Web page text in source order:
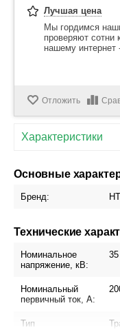
Лучшая цена
Мы гордимся
проверяют сотни
нашему интернет
Отложить
Характеристики
Основные
Бренд:
Технические
Номинальное
напряжение, кВ:
35
Номинальный
первичный ток, А:
Тип